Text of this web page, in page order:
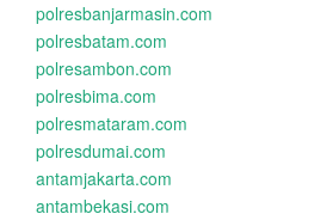
polresbanjarmasin.com
polresbatam.com
polresambon.com
polresbima.com
polresmataram.com
polresdumai.com
antamjakarta.com
antambekasi.com